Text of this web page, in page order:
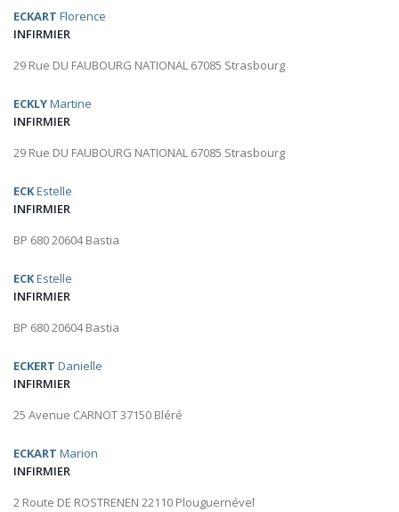
ECKART Florence
INFIRMIER
29 Rue DU FAUBOURG NATIONAL 67085 Strasbourg
ECKLYMartine
INFIRMIER
29 Rue DU FAUBOURG NATIONAL 67085 Strasbourg
ECKEstelle
INFIRMIER
BP 680 20604 Bastia
ECKEstelle
INFIRMIER
BP 680 20604 Bastia
ECKERT Danielle
INFIRMIER
25 Avenue CARNOT 37150 Bléré
ECKART Marion
INFIRMIER
2 Route DE ROSTRENEN 22110 Plouguernével